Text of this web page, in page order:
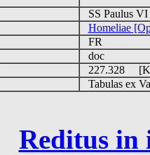
SS Paulus
Homeliae
FR
doc
227.328
Tabulas ex
Reditus in